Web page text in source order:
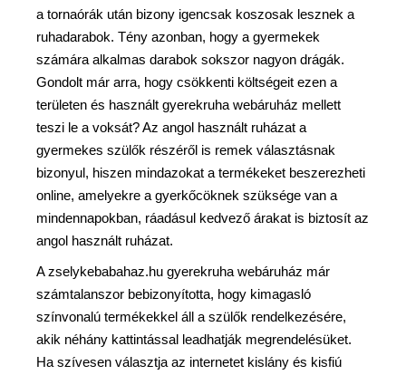
a tornaórák után bizony igencsak koszosak lesznek a
ruhadarabok. Tény azonban, hogy a gyermekek
számára alkalmas darabok sokszor nagyon drágák.
Gondolt már arra, hogy csökkenti költségeit ezen a
területen és használt gyerekruha webáruház mellett
teszi le a voksát? Az angol használt ruházat a
gyermekes szülők részéről is remek választásnak
bizonyul, hiszen mindazokat a termékeket beszerezheti
online, amelyekre a gyerkőcöknek szüksége van a
mindennapokban, ráadásul kedvező árakat is biztosít az
angol használt ruházat.
A zselykebabahaz.hu gyerekruha webáruház már
számtalanszor bebizonyította, hogy kimagasló
színvonalú termékekkel áll a szülők rendelkezésére,
akik néhány kattintással leadhatják megrendelésüket.
Ha szívesen választja az internetet kislány és kisfiú